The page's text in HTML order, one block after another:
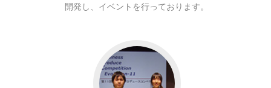
開発し、イベントを行っております。
Go
Business